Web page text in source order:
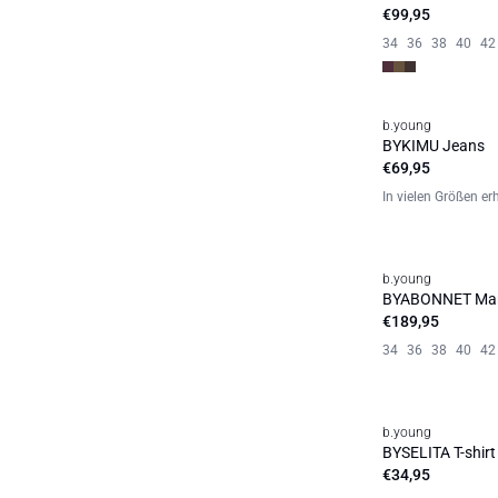
€99,95
34 36 38 40 42
Neuheit
b.young
BYKIMU Jeans
€69,95
In vielen Größen
Neuheit
b.young
BYABONNET
€189,95
34 36 38 40 42
Neuheit
b.young
BYSELITA T-shirt
€34,95